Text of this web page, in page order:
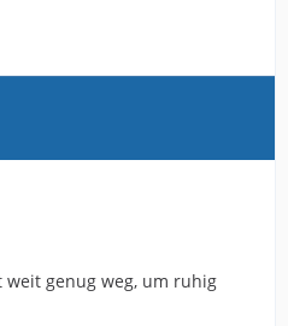
genug weg, um ruhig